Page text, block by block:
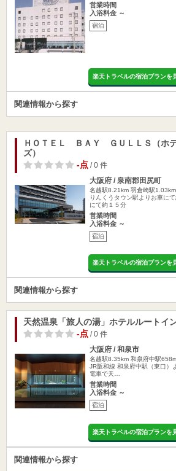
営業時間
入浴料金 ～
宿泊
楽天トラベルの宿泊プランを
関連情報から探す
ＨＯＴＥＬ ＢＡＹ ＧＵＬＬＳ（ホ
ズ）
-点/ 0 件
大阪府 / 泉南郡田尻町
名越駅8.21km 羽倉崎駅1.03km
りんくうタウン駅よりお車に
にて約１５分
営業時間
入浴料金 ～
宿泊
楽天トラベルの宿泊プランを
関連情報から探す
天然温泉「旅人の湯」ホテルルートイ
-点/ 0 件
大阪府 / 和泉市
名越駅8.35km 和泉府中駅
JR阪和線 和泉府中駅（東口
電車で天…
営業時間
入浴料金 ～
宿泊
楽天トラベルの宿泊プランを
関連情報から探す